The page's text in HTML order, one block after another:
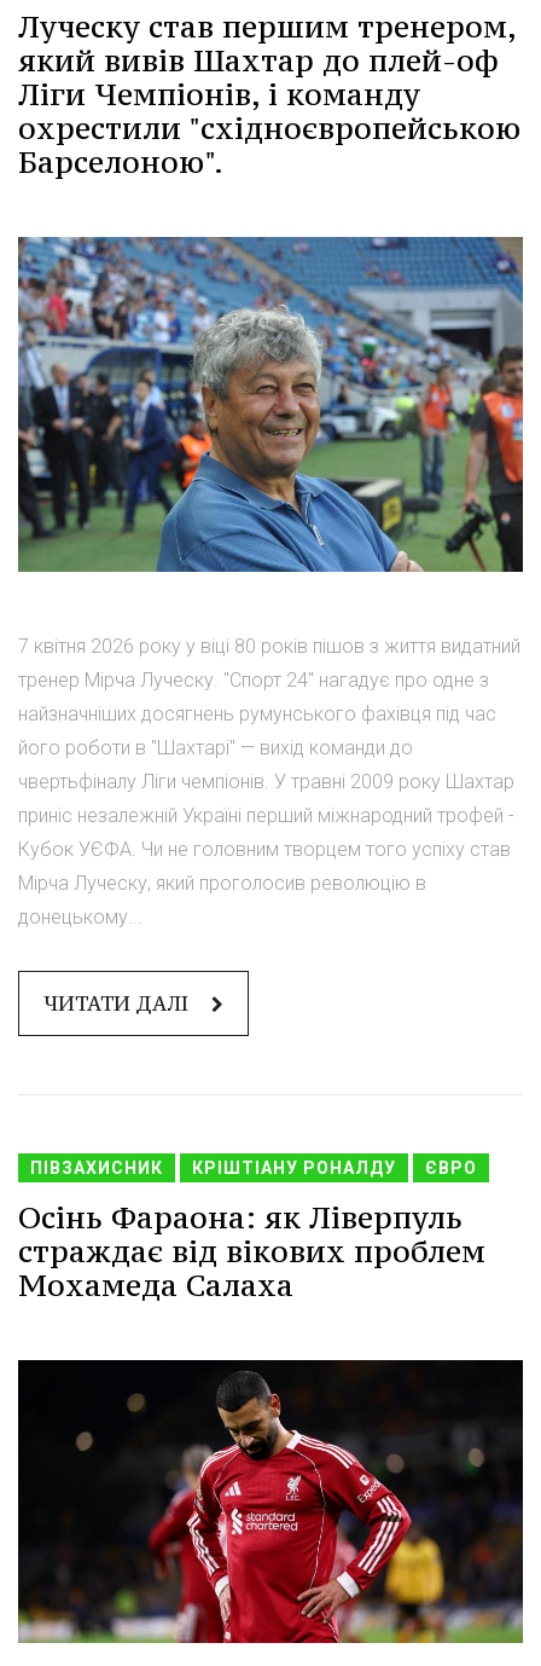
Луческу став першим тренером,
який вивів Шахтар до плей-оф
Ліги Чемпіонів, і команду
охрестили "східноєвропейською
Барселоною".
7 квітня 2026 року у віці 80 років пішов з життя видатний
тренер Мірча Луческу. "Спорт 24" нагадує про одне з
найзначніших досягнень румунського фахівця під час
його роботи в "Шахтарі" — вихід команди до
чвертьфіналу Ліги чемпіонів. У травні 2009 року Шахтар
приніс незалежній Україні перший міжнародний трофей -
Кубок УЄФА. Чи не головним творцем того успіху став
Мірча Луческу, який проголосив революцію в
донецькому...
ЧИТАТИ ДАЛІ
ПІВЗАХИСНИК КРІШТІАНУ РОНАЛДУ ЄВРО
Осінь Фараона: як Ліверпуль
страждає від вікових проблем
Мохамеда Салаха